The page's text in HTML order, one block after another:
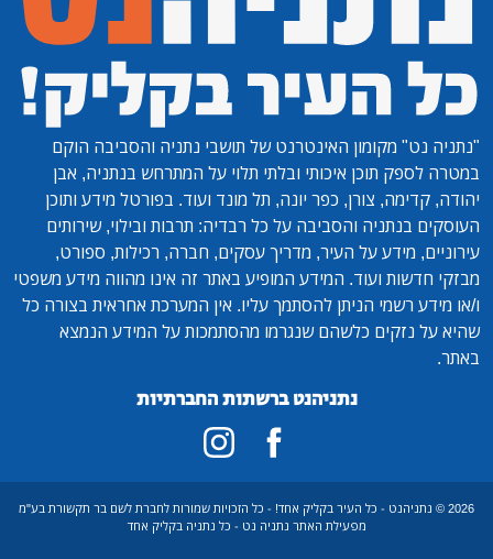
"נתניה נט" מקומון האינטרנט של תושבי נתניה והסביבה הוקם
במטרה לספק תוכן איכותי ובלתי תלוי על המתרחש בנתניה, אבן
יהודה, קדימה, צורן, כפר יונה, תל מונד ועוד. בפורטל מידע ותוכן
העוסקים בנתניה והסביבה על כל רבדיה: תרבות ובילוי, שירותים
עירוניים, מידע על העיר, מדריך עסקים, חברה, רכילות, ספורט,
מבזקי חדשות ועוד. המידע המופיע באתר זה אינו מהווה מידע משפטי
ו/או מידע רשמי הניתן להסתמך עליו. אין המערכת אחראית בצורה כל
שהיא על נזקים כלשהם שנגרמו מהסתמכות על המידע הנמצא
באתר.
נתניהנט ברשתות החברתיות
2026 © נתניהנט - כל העיר בקליק אחד! - כל הזכויות שמורות לחברת לשם בר תקשורת בע"מ
מפעילת האתר נתניה נט - כל נתניה בקליק אחד